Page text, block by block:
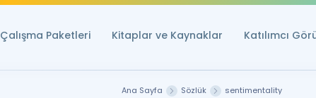
Çalışma Paketleri Kitaplar ve Kaynaklar Katılımcı
Ana Sayfa Sözlük sentimentality